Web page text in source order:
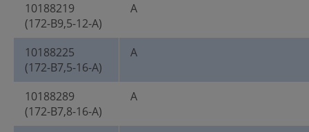
10188219
(172-B9,5-12-A)
A
10188225
(172-B7,5-16-A)
A
10188289
(172-B7,8-16-A)
A